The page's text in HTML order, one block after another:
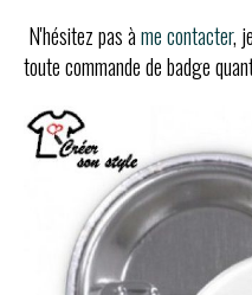
N'hésitez pas àme contacter,
toute commande de badge